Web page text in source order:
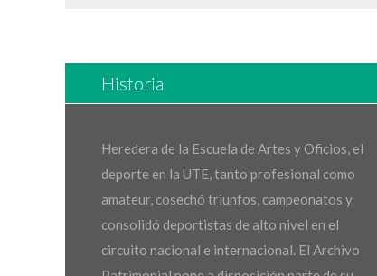
Historia
Heredera de la Escuela de Artes y Oficios, el
deporte en la UTE, tanto profesional como
amateur, cosechó triunfos, campeonatos y
consolidó deportistas de alto nivel en el
circuito nacional e internacional. El Archivo